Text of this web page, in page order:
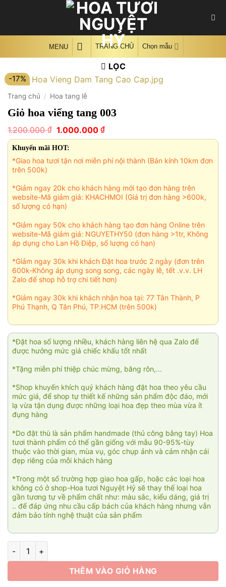
MENU TRANG CHỦ Chọn mẫu
LỌC
-17%
Trang chủ / Hoa tang lễ
Giỏ hoa viếng tang 003
1.200.000₫ Giá
gốc
là:
1.200.000 ₫.
1.000.000 ₫Giá
hiện
1.000.000 ₫.
Khuyến mãi HOT:
*Giao hoa tươi tận nơi miễn phí nội thành (Bán kính 10km đơn
trên 500k)
*Giảm ngay 20k cho khách hàng mới tạo đơn hàng trên
website-Mã giảm giá: KHACHMOI (Giá trị đơn hàng >600k,
số lượng có hạn)
*Giảm ngay 50k cho khách hàng tạo đơn hàng Online trên
website-Mã giảm giá: NGUYETHY50 (đơn hàng >1tr, Không
áp dụng cho Lan Hồ Điệp, số lượng có hạn)
*Giảm ngay 30k khi khách Đặt hoa trước 2 ngày (đơn trên
600k-Không áp dụng song song, các ngày lễ, tết .v.v. LH
Zalo để shop hỗ trợ chi tiết hơn)
*Giảm ngay 30k khi khách nhận hoa tại: 77 Tân Thành, P
Phú Thạnh, Q Tân Phú, TP.HCM (trên 500k)
*Đặt hoa số lượng nhiều, khách hàng liên hệ qua Zalo để
được hưởng mức giá chiếc khấu tốt nhất
*Tặng miễn phí thiệp chúc mừng, băng rôn,...
*Shop khuyến khích quý khách hàng đặt hoa theo yêu cầu
mức giá, để shop tự thiết kế những sản phẩm độc đáo, mới
lạ vừa tận dụng được những loại hoa đẹp theo mùa vừa ít
đụng hàng
*Do đặt thù là sản phẩm handmade (thủ công bằng tay) Hoa
tươi thành phẩm có thể gần giống với mẫu 90-95%-tùy
thuộc vào thời gian, mùa vụ, góc chụp ảnh và cảm nhận cái
đẹp riêng của mỗi khách hàng
*Trong một số trường hợp giao hoa gấp, hoặc các loại hoa
không có ở shop-Hoa tươi Nguyệt Hỷ sẽ thay thế loại hoa
gần tương tự về phẩm chất như: màu sắc, kiểu dáng, giá trị
.. để đáp ứng nhu cầu cấp bách của khách hàng nhưng vẫn
đảm bảo tính nghệ thuật của sản phẩm
Giỏ hoa viếng tang 003 số lượng
THÊM VÀO GIỎ HÀNG